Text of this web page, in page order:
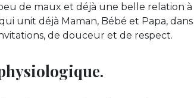
de maux et déjà une belle relation à
unit déjà Maman, Bébé et Papa, dans
de douceur et de respect.